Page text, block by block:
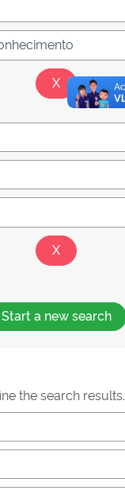
Start a new search
the search results.